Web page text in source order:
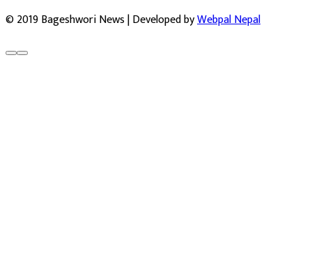
© 2019 Bageshwori News | Developed byWebpal Nepal